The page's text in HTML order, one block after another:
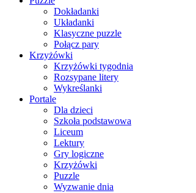
Dokładanki
Układanki
Klasyczne puzzle
Połącz pary
Krzyżówki
Krzyżówki tygodnia
Rozsypane litery
Wykreślanki
Portale
Dla dzieci
Szkoła podstawowa
Liceum
Lektury
Gry logiczne
Krzyżówki
Puzzle
Wyzwanie dnia